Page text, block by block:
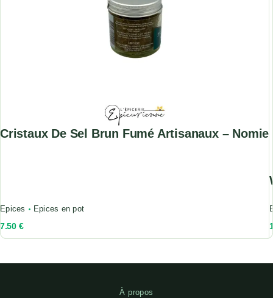
Cristaux De Sel Brun Fumé Artisanaux – Nomie
Epices Epices en pot
7.50 €
À propos